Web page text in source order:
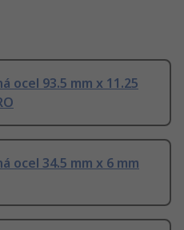
ocel 93.5 mm x 11.25
ocel 34.5 mm x 6 mm